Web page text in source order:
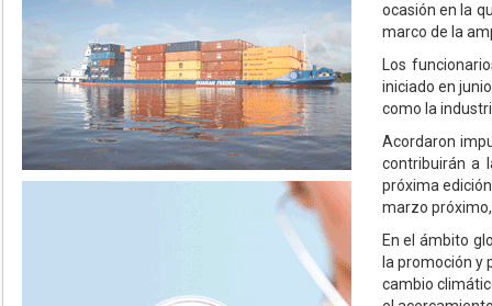
ocasión en la
marco de la
Los
iniciado en
como la
Acordaron
contribuirán a
próxima
marzo
En el ámbito
la promoción y
cambio